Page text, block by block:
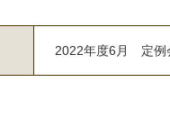
2022年度6 月 定例